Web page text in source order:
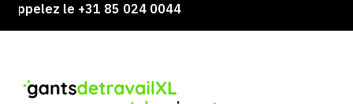
le +31 85 024 0044